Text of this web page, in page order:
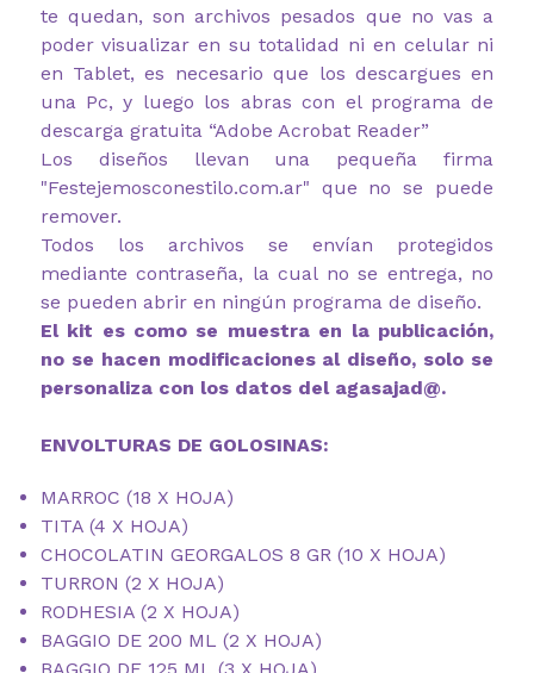
te quedan, son archivos pesados que no vas a
poder visualizar en su totalidad ni en celular ni
en Tablet, es necesario que los descargues en
una Pc, y luego los abras con el programa de
descarga gratuita “Adobe Acrobat Reader”
Los diseños llevan una pequeña firma
"Festejemosconestilo.com.ar" que no se puede
remover.
Todos los archivos se envían protegidos
mediante contraseña, la cual no se entrega, no
se pueden abrir en ningún programa de diseño.
El kit es como se muestra en la publicación,
no se hacen modificaciones al diseño, solo se
personaliza con los datos del agasajad@.
ENVOLTURAS DE GOLOSINAS:
MARROC (18 X HOJA)
TITA (4 X HOJA)
CHOCOLATIN GEORGALOS 8 GR (10 X HOJA)
TURRON (2 X HOJA)
RODHESIA (2 X HOJA)
BAGGIO DE 200 ML (2 X HOJA)